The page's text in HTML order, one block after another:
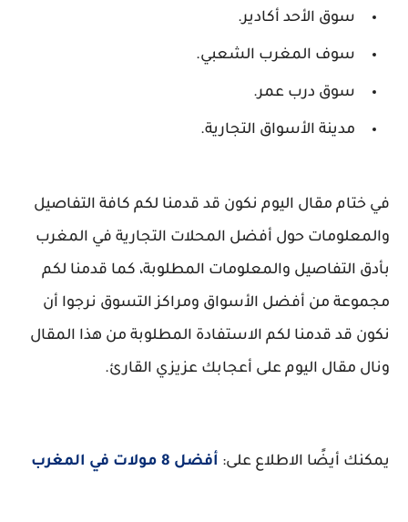
سوق الأحد أكادير.
سوف المغرب الشعبي.
سوق درب عمر.
مدينة الأسواق التجارية.
في ختام مقال اليوم نكون قد قدمنا لكم كافة التفاصيل
والمعلومات حول أفضل المحلات التجارية في المغرب
بأدق التفاصيل والمعلومات المطلوبة، كما قدمنا لكم
مجموعة من أفضل الأسواق ومراكز التسوق نرجوا أن
نكون قد قدمنا لكم الاستفادة المطلوبة من هذا المقال
ونال مقال اليوم على أعجابك عزيزي القارئ.
يمكنك أيضًا الاطلاع على: أفضل 8 مولات في المغرب